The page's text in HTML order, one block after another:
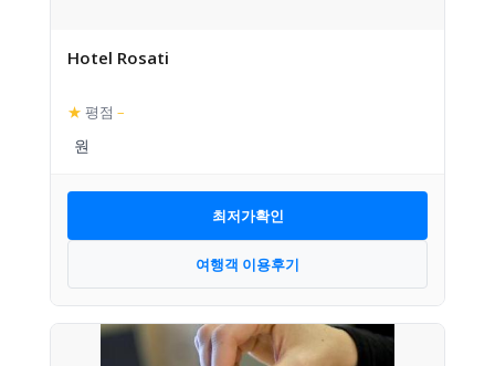
Hotel Rosati
★ 평점 –
최저가확인
여행객 이용후기